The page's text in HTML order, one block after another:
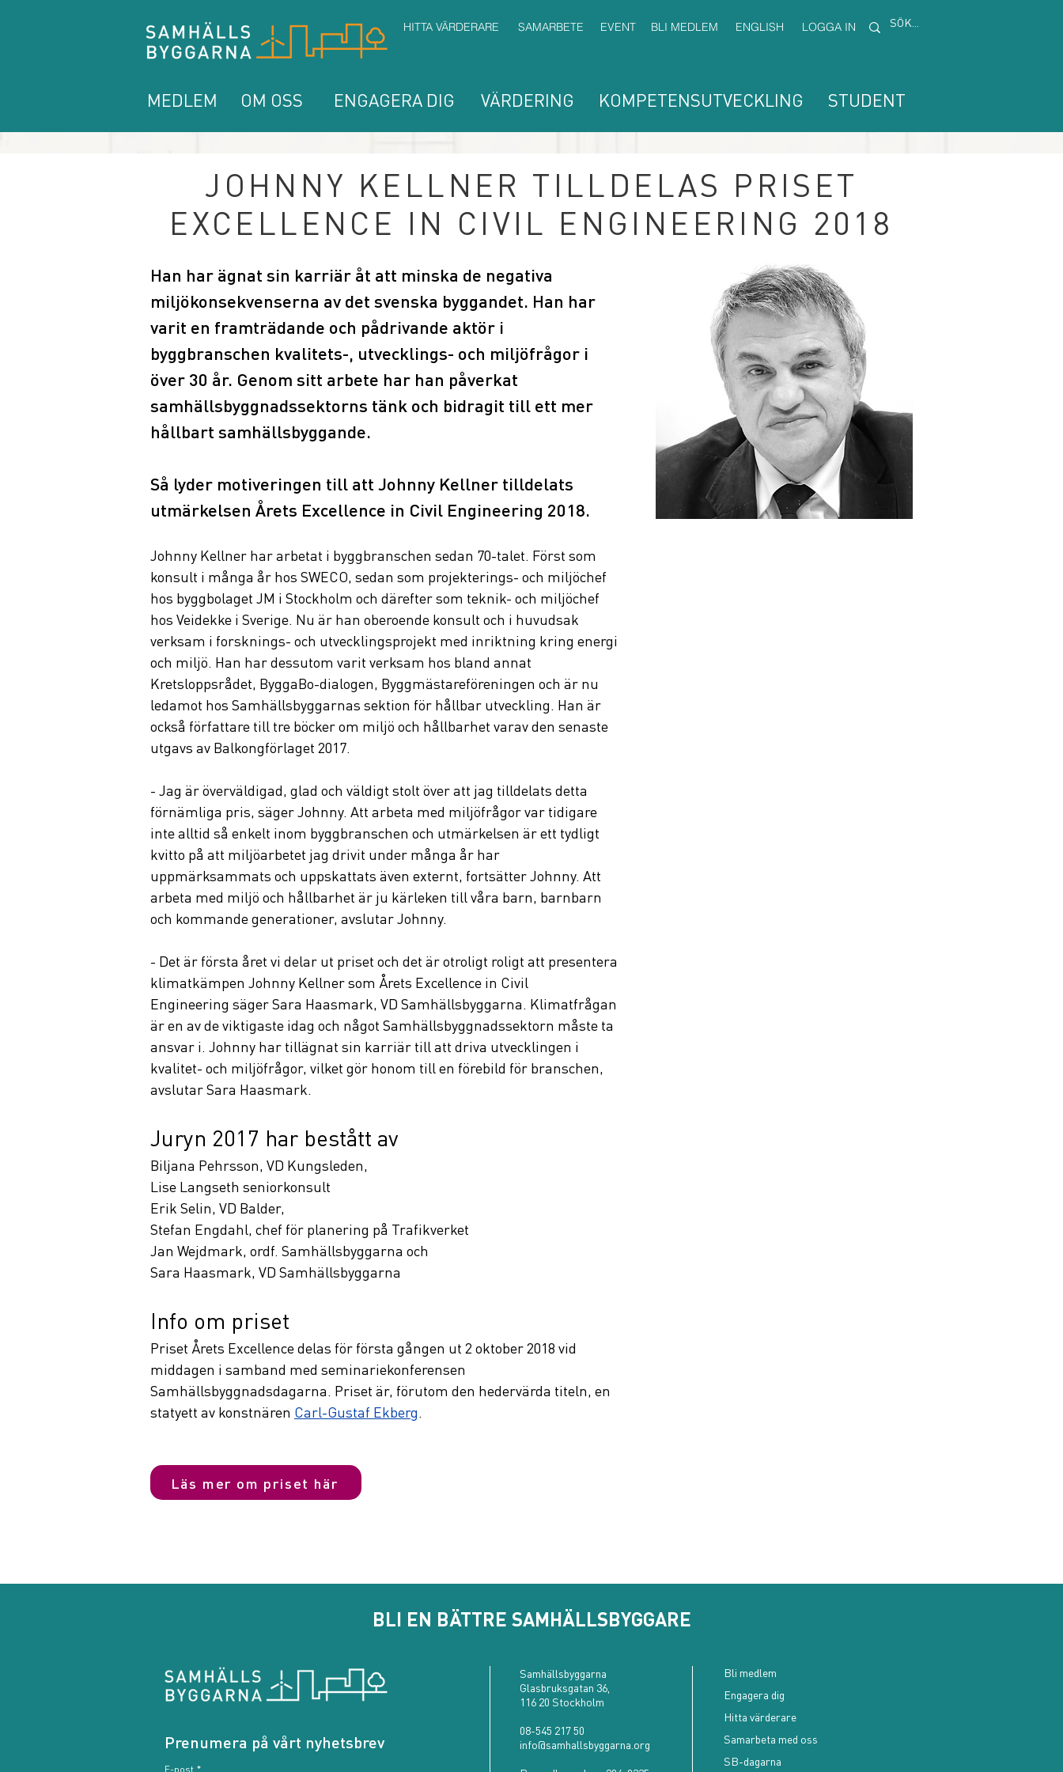
HITTA VÄRDERARE SAMARBETE EVENT BLI MEDLEM ENGLISH LOGGA IN
STUDENT
KOMPETENSUTVECKLING
VÄRDERING
ENGAGERA DIG
OM OSS
MEDLEM
JOHNNY KELLNER TILLDELAS PRISET
EXCELLENCE IN CIVIL ENGINEERING 2018
Han har ägnat sin karriär åt att minska de negativa
miljökonsekvenserna av det svenska byggandet. Han har
varit en framträdande och pådrivande aktör i
byggbranschen kvalitets-, utvecklings- och miljöfrågor i
över 30 år. Genom sitt arbete har han påverkat
samhällsbyggnadssektorns tänk och bidragit till ett mer
hållbart samhällsbyggande.
Så lyder motiveringen till att Johnny Kellner tilldelats
utmärkelsen Årets Excellence in Civil Engineering 2018.
Johnny Kellner har arbetat i byggbranschen sedan 70-talet. Först som
konsult i många år hos SWECO, sedan som projekterings- och miljöchef
hos byggbolaget JM i Stockholm och därefter som teknik- och miljöchef
hos Veidekke i Sverige. Nu är han oberoende konsult och i huvudsak
verksam i forsknings- och utvecklingsprojekt med inriktning kring energi
och miljö. Han har dessutom varit verksam hos bland annat
Kretsloppsrådet, ByggaBo-dialogen, Byggmästareföreningen och är nu
ledamot hos Samhällsbyggarnas sektion för hållbar utveckling. Han är
också författare till tre böcker om miljö och hållbarhet varav den senaste
utgavs av Balkongförlaget 2017.
- Jag är överväldigad, glad och väldigt stolt över att jag tilldelats detta
förnämliga pris, säger Johnny. Att arbeta med miljöfrågor var tidigare
inte alltid så enkelt inom byggbranschen och utmärkelsen är ett tydligt
kvitto på att miljöarbetet jag drivit under många år har
uppmärksammats och uppskattats även externt, fortsätter Johnny. Att
arbeta med miljö och hållbarhet är ju kärleken till våra barn, barnbarn
och kommande generationer, avslutar Johnny.
- Det är första året vi delar ut priset och det är otroligt roligt att presentera
klimatkämpen Johnny Kellner som Årets Excellence in Civil
Engineering säger Sara Haasmark, VD Samhällsbyggarna. Klimatfrågan
är en av de viktigaste idag och något Samhällsbyggnadssektorn måste ta
ansvar i. Johnny har tillägnat sin karriär till att driva utvecklingen i
kvalitet- och miljöfrågor, vilket gör honom till en förebild för branschen,
avslutar Sara Haasmark.
Juryn 2017 har bestått av
Biljana Pehrsson, VD Kungsleden,
Lise Langseth seniorkonsult
Erik Selin, VD Balder,
Stefan Engdahl, chef för planering på Trafikverket
Jan Wejdmark, ordf. Samhällsbyggarna och
Sara Haasmark, VD Samhällsbyggarna
Info om priset
Priset Årets Excellence delas för första gången ut 2 oktober 2018 vid
middagen i samband med seminariekonferensen
Samhällsbyggnadsdagarna. Priset är, förutom den hedervärda titeln, en
statyett av konstnären Carl-Gustaf Ekberg.
Läs mer om priset här
BLI EN BÄTTRE SAMHÄLLSBYGGARE
Prenumera på vårt nyhetsbrev
E-post *
Samhällsbyggarna
Glasbruksgatan 36,
116 20 Stockholm
08-545 217 50
info@samhallsbyggarna.org
Bli medlem
Engagera dig
Hitta värderare
Samarbeta med oss
SB-dagarna